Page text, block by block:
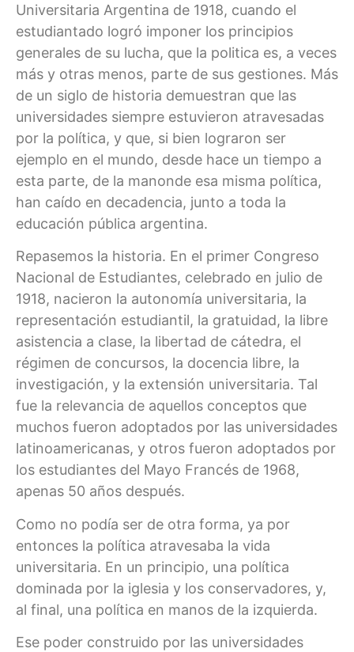
Universitaria Argentina de 1918, cuando el
estudiantado logró imponer los principios
generales de su lucha, que la politica es, a veces
más y otras menos, parte de sus gestiones. Más
de un siglo de historia demuestran que las
universidades siempre estuvieron atravesadas
por la política, y que, si bien lograron ser
ejemplo en el mundo, desde hace un tiempo a
esta parte, de la manonde esa misma política,
han caído en decadencia, junto a toda la
educación pública argentina.
Repasemos la historia. En el primer Congreso
Nacional de Estudiantes, celebrado en julio de
1918, nacieron la autonomía universitaria, la
representación estudiantil, la gratuidad, la libre
asistencia a clase, la libertad de cátedra, el
régimen de concursos, la docencia libre, la
investigación, y la extensión universitaria. Tal
fue la relevancia de aquellos conceptos que
muchos fueron adoptados por las universidades
latinoamericanas, y otros fueron adoptados por
los estudiantes del Mayo Francés de 1968,
apenas 50 años después.
Como no podía ser de otra forma, ya por
entonces la política atravesaba la vida
universitaria. En un principio, una política
dominada por la iglesia y los conservadores, y,
al final, una política en manos de la izquierda.
Ese poder construido por las universidades